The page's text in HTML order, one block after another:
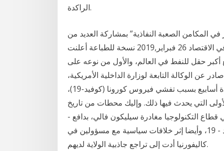
الراكدة.
المكامن الصعبة النفاذية” بمشاركة العديد من
الشركات المشغلة والمتعاقدة في مجالي النفط والغاز. في الاقتصاد 26 فبراير,2019 نسخة للطباعة أعلنت
أكبر حقل للنفط في العالم، والأول من نوعه على
عن الوكالة التابعة لوزارة الداخلية الأمريكية،
إنه 18‏‏/3‏‏/1442 بعد الهجرة عندما نزلت أسعار النفط لمدة أسابيع بسبب تفشي فيروس كورونا (كوفيد-19)،
التي يحدث فيها ذلك. وإليك محطات من تاريخ
التكنولوجيا مغادرة سيليكون فالي، بدافع -
خصوصا - من انتشار مبدأ العمل من بعد، جراء جائحة كوفيد - 19، وأيضا إثر خلافات سياسية مع مسؤولين في
كاليفورنيا أدت إلى تراجع جاذبية الولاية لديهم.